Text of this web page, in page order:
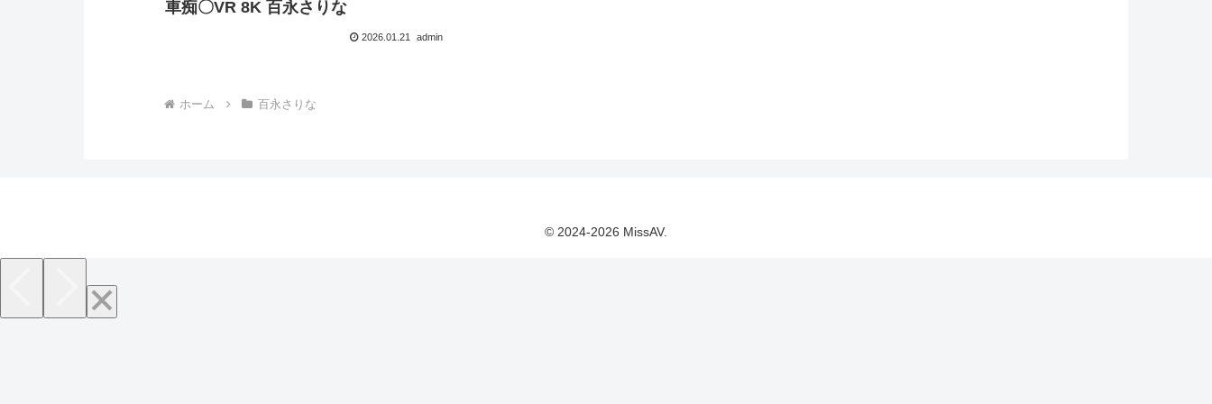
車痴〇VR 8K 百永さりな
2026.01.21 admin
ホーム 百永さりな
© 2024-2026 MissAV.